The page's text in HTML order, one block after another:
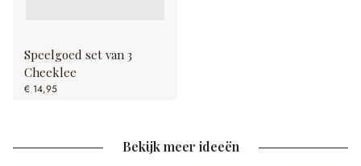
Speelgoed set van 3
Cheeklee
€ 14,95
Bekijk meer ideeën